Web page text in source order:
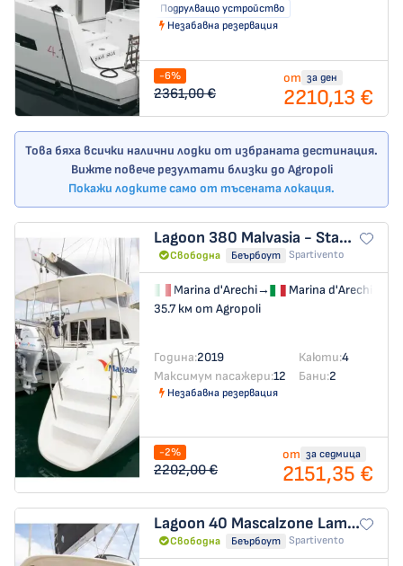
Подрулващо устройство
Незабавна резервация
-6%
2361,00 €
от за ден
2210,13 €
Това бяха всички налични лодки от избраната дестинация.
Вижте повече резултати близки до Agropoli
Покажи лодките само от тъсената локация.
Lagoon 380 Malvasia - Standard line
Свободна Беърбоут Spartivento
Marina d'Arechi→
Marina d'Arechi
35.7 км от Agropoli
Година:2019 Каюти:4
Максимум пасажери:12 Бани:2
Незабавна резервация
-2%
2202,00 €
от за седмица
2151,35 €
Lagoon 40 Mascalzone Lametino - Standard line
Свободна Беърбоут Spartivento